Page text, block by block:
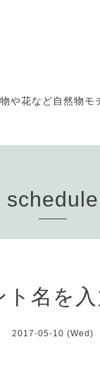
や花など自然物モ
schedule
名を
2017-05-10 (Wed)